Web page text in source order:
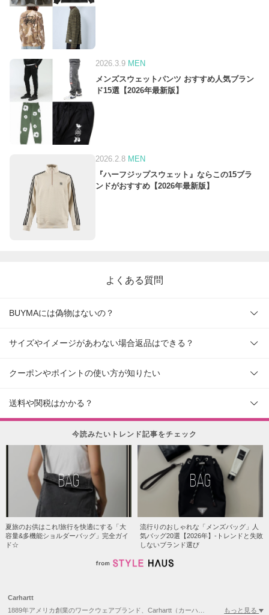
2026.3.9 MEN
メンズスウェットパンツ おすすめ人気ブラン
ド15選【2026年最新版】
2026.2.8 MEN
『ハーフジップスウェット』ならこの15ブラ
ンドがおすすめ【2026年最新版】
よくある質問
BUYMAには偽物はないの？
サイズやイメージがあわない場合返品はできる？
クーポンやポイントの使い方が知りたい
送料や関税はかかる？
今読みたいトレンド記事をチェック
BAG
夏旅のお供はこれ!旅行を快適にする「大
容量&多機能ショルダーバッグ」完全ガイ
ド☆
BAG
流行りのおしゃれな「メンズバッグ」人
気バッグ20選【2026年】-トレンドと失敗
しないブランド選び
Carhartt
もっと見る